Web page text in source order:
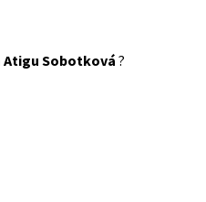
Atigu Sobotková?